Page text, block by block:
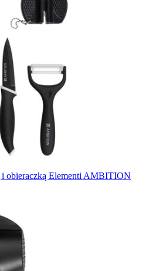
i obieraczką Elementi AMBITION